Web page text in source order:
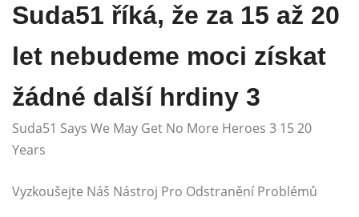
Suda51 říká, že za 15 až 20
let nebudeme moci získat
žádné další hrdiny 3
Suda51 Says We May Get No More Heroes 3 15 20
Years
Vyzkoušejte Náš Nástroj Pro Odstranění Problémů